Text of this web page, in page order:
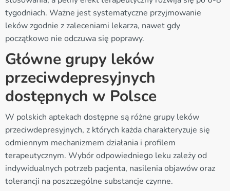
tygodniach. Ważne jest systematyczne przyjmowanie
leków zgodnie z zaleceniami lekarza, nawet gdy
początkowo nie odczuwa się poprawy.
Główne grupy leków
przeciwdepresyjnych
dostępnych w Polsce
W polskich aptekach dostępne są różne grupy leków
przeciwdepresyjnych, z których każda charakteryzuje się
odmiennym mechanizmem działania i profilem
terapeutycznym. Wybór odpowiedniego leku zależy od
indywidualnych potrzeb pacjenta, nasilenia objawów oraz
tolerancji na poszczególne substancje czynne.